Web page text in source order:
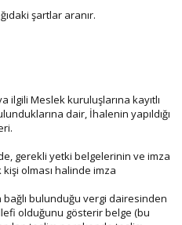
şartlar aranır.
ilgili Meslek kuruluşlarına kayıtlı
dair, İhalenin yapıldığı
gerekli yetki belgelerinin ve imza
olması halinde imza
bulunduğu vergi dairesinden
olduğunu gösterir belge (bu